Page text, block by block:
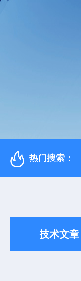
热门搜索：
技术文章